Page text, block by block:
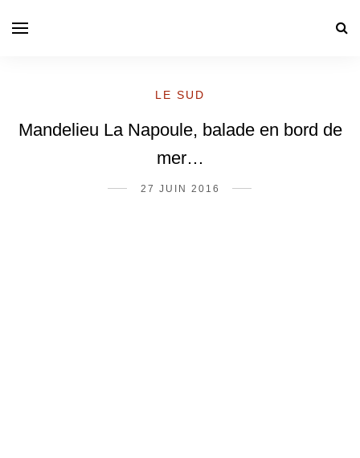
LE SUD
Mandelieu La Napoule, balade en bord de
mer…
27 JUIN 2016